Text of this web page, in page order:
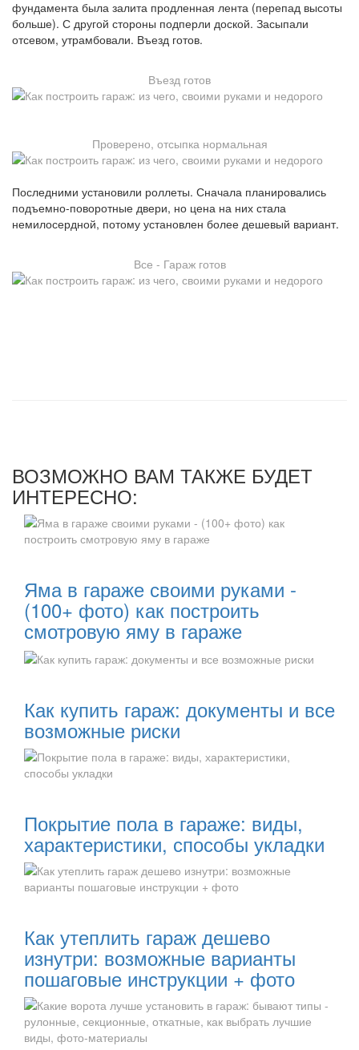
фундамента была залита продленная лента (перепад высоты
больше). С другой стороны подперли доской. Засыпали
отсевом, утрамбовали. Въезд готов.
Въезд готов
Проверено, отсыпка нормальная
Последними установили роллеты. Сначала планировались
подъемно-поворотные двери, но цена на них стала
немилосердной, потому установлен более дешевый вариант.
Все - Гараж готов
ВОЗМОЖНО ВАМ ТАКЖЕ БУДЕТ
ИНТЕРЕСНО:
Яма в гараже своими руками -
(100+ фото) как построить
смотровую яму в гараже
Как купить гараж: документы и все
возможные риски
Покрытие пола в гараже: виды,
характеристики, способы укладки
Как утеплить гараж дешево
изнутри: возможные варианты
пошаговые инструкции + фото